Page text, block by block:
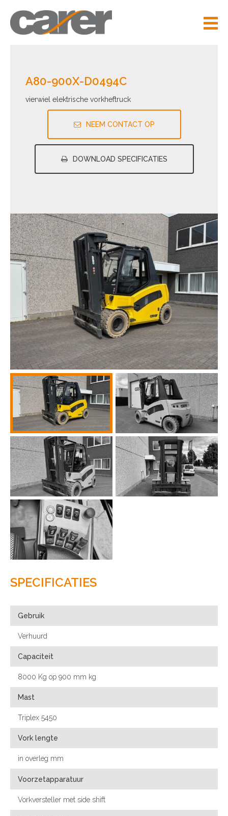
A80-900X-D0494C
vierwiel elektrische vorkheftruck
NEEM CONTACT OP
DOWNLOAD SPECIFICATIES
SPECIFICATIES
Gebruik
Verhuurd
Capaciteit
8000 Kg op 900 mm kg
Mast
Triplex 5450
Vork lengte
in overleg mm
Voorzetapparatuur
Vorkversteller met side shift